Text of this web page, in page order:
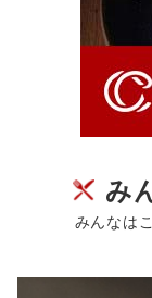
み
みんなは